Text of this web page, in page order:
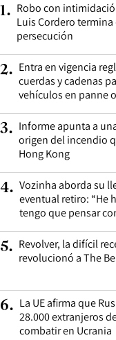
1. Robo con
Luis Cordero
persecución
2. Entra en vigencia
cuerdas y cadenas
vehículos en panne
3. Informe apunta a
origen del incendio
Hong Kong
4. Vozinha aborda su
eventual retiro: “He
tengo que pensar
5. Revolver, la difícil
revolucionó a The
6. La UE afirma que
28.000 extranjeros
combatir en Ucrania